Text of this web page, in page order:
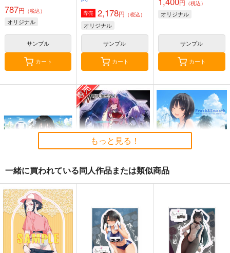
787円 （税込）
オリジナル
サンプル
カート
専売 2,178円 （税込）
オリジナル
サンプル
カート
円 （税込）
オリジナル
サンプル
カート
夏色しずく
5年目の放課後
円 （税込）
オリジナル しずく
神座万象・第十四機
専売 3,144円（税込）
オリジナル
ロイヤルマウンテン
770円（税込）
オリジナル
青山 澄香
もっと見る！
一緒に買われている同人作品または類似商品